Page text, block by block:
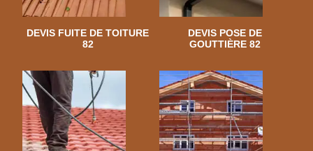
DEVIS FUITE DE TOITURE
82
DEVIS POSE DE
GOUTTIÈRE 82